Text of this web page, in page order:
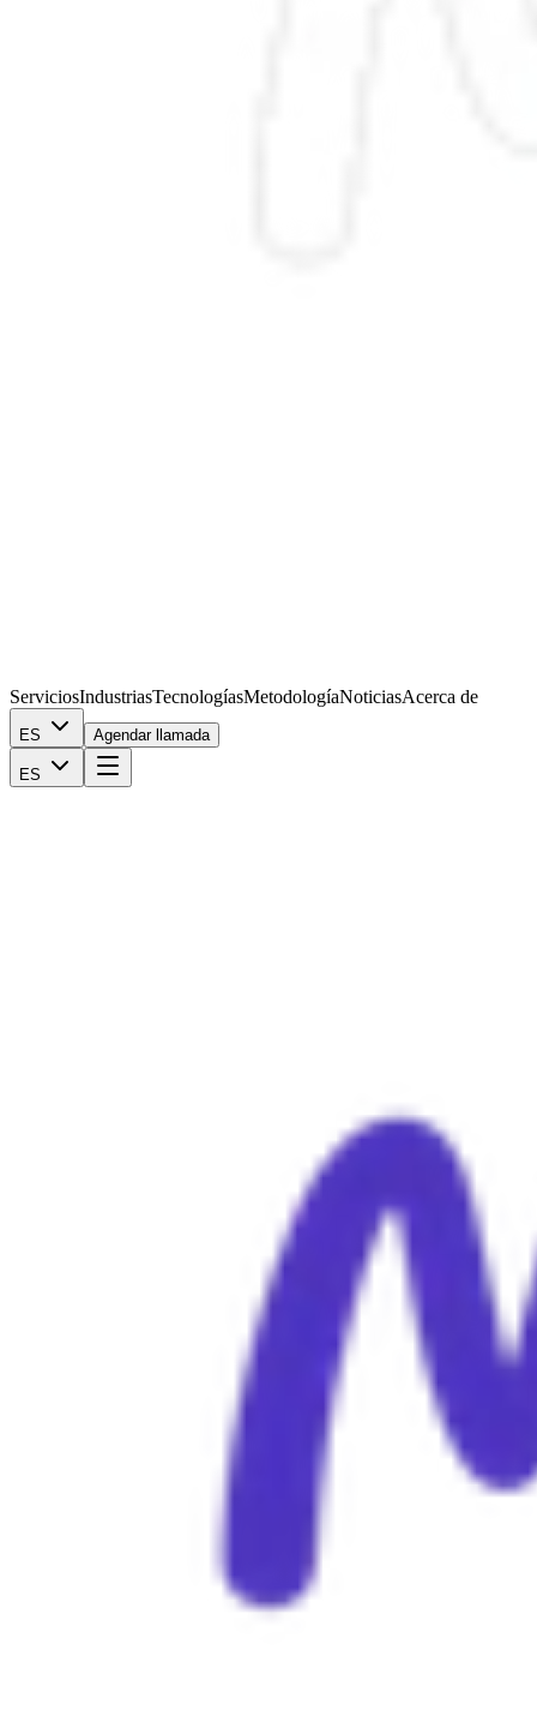
ServiciosIndustriasTecnologíasMetodologíaNoticiasAcerca de
ES Agendar llamada
ES